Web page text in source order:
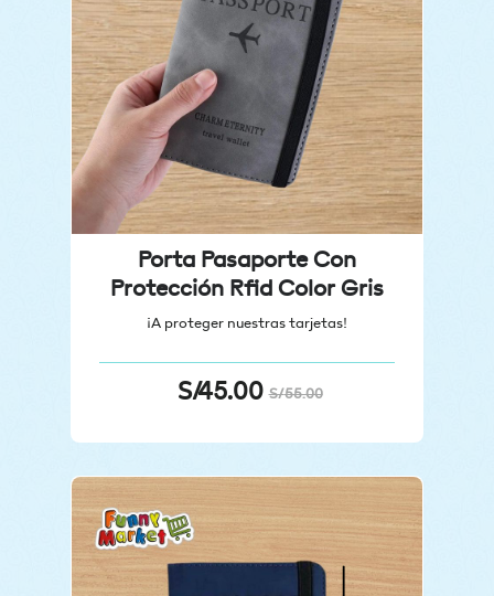
Porta Pasaporte Con
Protección Rfid Color Gris
¡A proteger nuestras tarjetas!
S/55.00
S/45.00